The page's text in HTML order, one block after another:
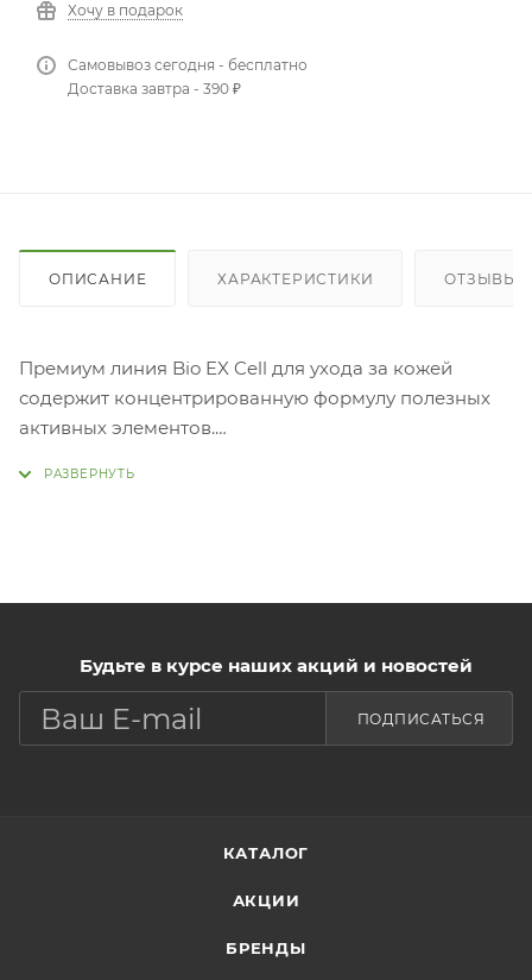
Хочу в подарок
Самовывоз сегодня - бесплатно
Доставка завтра - 390 ₽
ОПИСАНИЕ ХАРАКТЕРИСТИКИ ОТЗЫВЫ
Премиум линия Bio EX Cell для ухода за кожей
содержит концентрированную формулу полезных
активных элементов.
кожу, активизирует процессы внутриклеточного и
кислородом.
Содержит «пептидный компонент, полученный из
ботулина», который обеспечивает эффективный
Будьте в курсе наших акций и новостей
ПОДПИСАТЬСЯ
КАТАЛОГ
АКЦИИ
БРЕНДЫ